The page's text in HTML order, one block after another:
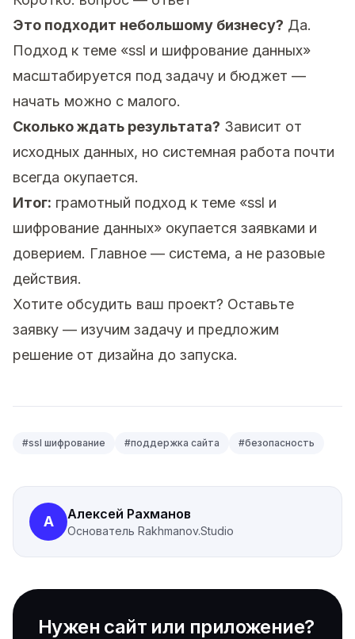
Это подходит небольшому бизнесу? Да.
Подход к теме «ssl и шифрование данных»
масштабируется под задачу и бюджет —
начать можно с малого.
Сколько ждать результата? Зависит от
исходных данных, но системная работа почти
всегда окупается.
Итог: грамотный подход к теме «ssl и
шифрование данных» окупается заявками и
доверием. Главное — система, а не разовые
действия.
Хотите обсудить ваш проект? Оставьте
заявку — изучим задачу и предложим
решение от дизайна до запуска.
#ssl шифрование #поддержка сайта #безопасность
А Алексей Рахманов
Основатель Rakhmanov.Studio
Нужен сайт или приложение?